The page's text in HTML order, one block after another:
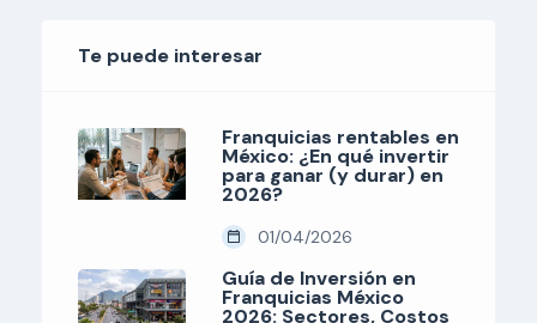
Te puede interesar
Franquicias rentables en
México: ¿En qué invertir
para ganar (y durar) en
2026?
01/04/2026
Guía de Inversión en
Franquicias México
2026: Sectores, Costos